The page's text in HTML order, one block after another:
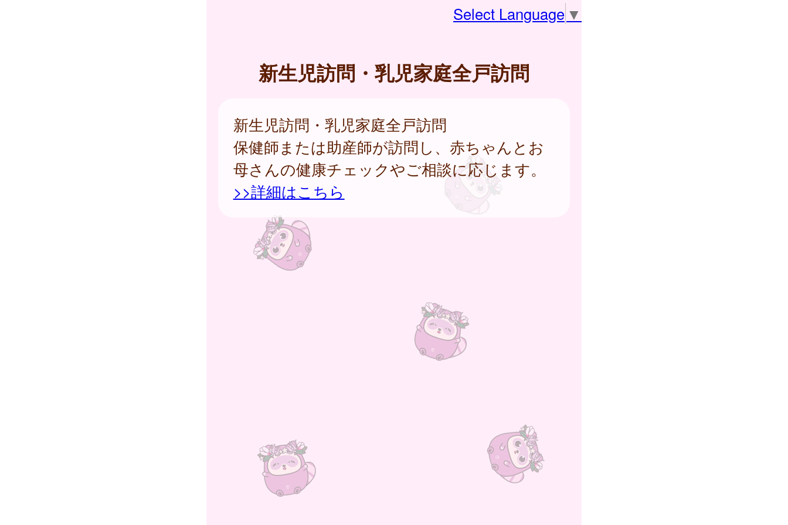
Select Language ▼
新生児訪問・乳児家庭全戸訪問
新生児訪問・乳児家庭全戸訪問
保健師または助産師が訪問し、赤ちゃんとお
母さんの健康チェックやご相談に応じます。
>>詳細はこちら